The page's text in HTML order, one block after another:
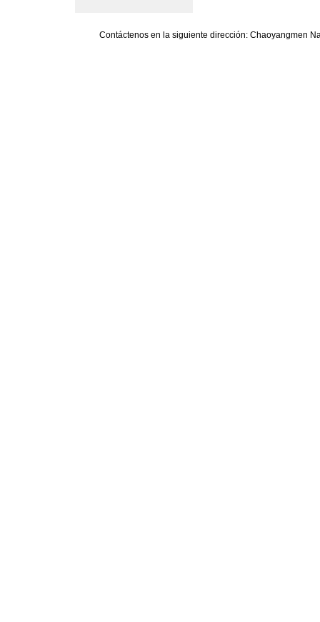
Contáctenos en la siguiente dirección: Chaoyangmen